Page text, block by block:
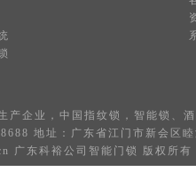
产企业，中国 指纹锁 ， 智能锁 、
地址：广东省江门市新会区睦
东科裕公司智能门锁 版权所有